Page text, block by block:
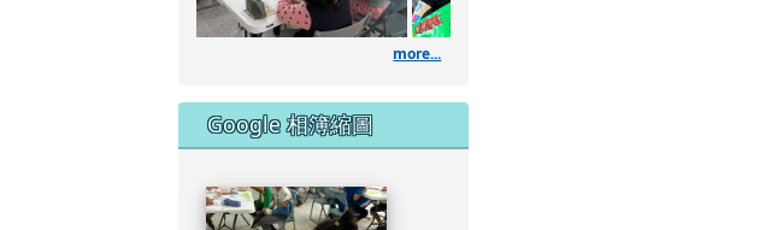
DSC_1957.JPG
DSC_1953.JPG
DSC_1951.JPG
more...
Google 相簿縮圖